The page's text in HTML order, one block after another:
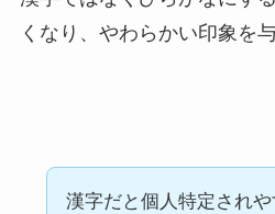
くなり、やわらかい印象を与
漢字だと個人特定され